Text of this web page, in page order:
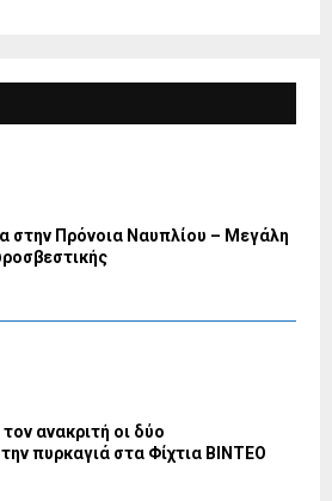
στην Πρόνοια Ναυπλίου – Μεγάλη
ανακριτή οι δύο
πυρκαγιά στα Φίχτια ΒΙΝΤΕΟ